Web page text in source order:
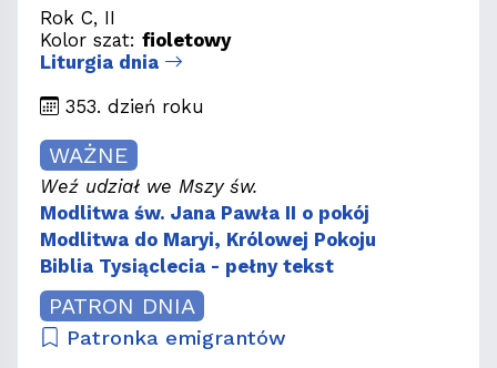
Rok C, II
Kolor szat: fioletowy
Liturgia dnia
353. dzień roku
WAŻNE
Weź udział we Mszy św.
Modlitwa św. Jana Pawła II o pokój
Modlitwa do Maryi, Królowej Pokoju
Biblia Tysiąclecia - pełny tekst
PATRON DNIA
Patronka emigrantów